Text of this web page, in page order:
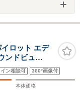
ロット エデ
ンドビュ
ドア/
ン相談可 360°画像付
本体価格